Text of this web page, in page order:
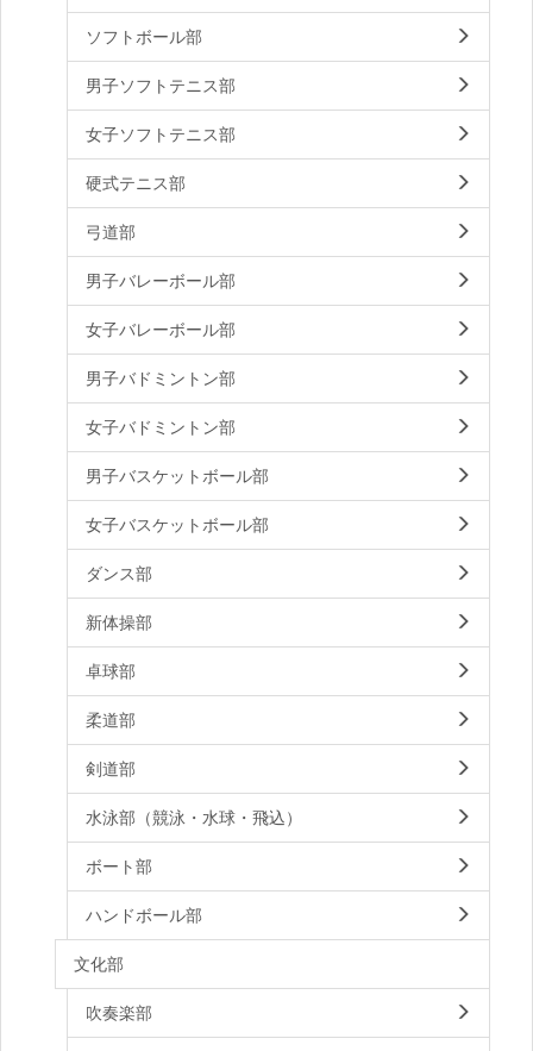
ソフトボール部
男子ソフトテニス部
女子ソフトテニス部
硬式テニス部
弓道部
男子バレーボール部
女子バレーボール部
男子バドミントン部
女子バドミントン部
男子バスケットボール部
女子バスケットボール部
ダンス部
新体操部
卓球部
柔道部
剣道部
水泳部（競泳・水球・飛込）
ボート部
ハンドボール部
文化部
吹奏楽部